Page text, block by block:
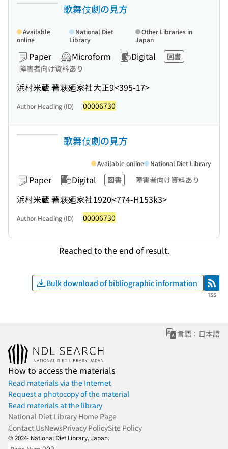
歌舞伎劇の見方
Paper Microform Digital
図書
障害者向け資料あり
浜村米蔵 著萩廼家社大正9<395-17>
Available
online
National Diet
Library
Other Libraries in
Japan
Author Heading (ID) 00006730
歌舞伎劇の見方
Paper Digital 図書 障害者向け資料あり
浜村米蔵 著萩廼家社1920<774-H153k3>
Available online National Diet Library
Author Heading (ID) 00006730
Reached to the end of result.
Bulk download of bibliographic information RSS
RSS
言語：日本語
How to access the materials
Read materials via the Internet
Request a photocopy of the material
Read materials at the library
National Diet Library Home Page
Contact UsNewsPrivacy PolicySite Policy
© 2024- National Diet Library, Japan.